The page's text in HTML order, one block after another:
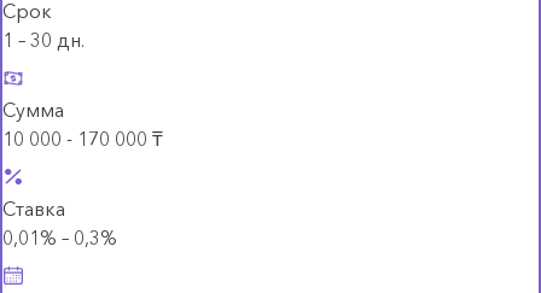
Срок
1 – 30 дн.
Сумма
10 000 - 170 000 ₸
Ставка
0,01% – 0,3%